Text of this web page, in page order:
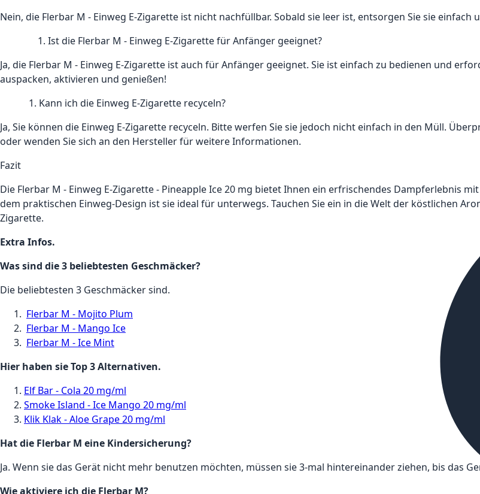
Nein, die Flerbar M - Einweg E-Zigarette ist nicht nachfüllbar. Sobald sie leer ist, entsorgen Sie sie
Ist die Flerbar M - Einweg E-Zigarette für Anfänger geeignet?
Ja, die Flerbar M - Einweg E-Zigarette ist auch für Anfänger geeignet. Sie ist einfach zu bedienen und
auspacken, aktivieren und genießen!
1. Kann ich die Einweg E-Zigarette recyceln?
Ja, Sie können die Einweg E-Zigarette recyceln. Bitte werfen Sie sie jedoch nicht einfach in den Müll.
oder wenden Sie sich an den Hersteller für weitere Informationen.
Fazit
Die Flerbar M - Einweg E-Zigarette - Pineapple Ice 20 mg bietet Ihnen ein erfrischendes Dampferlebnis
dem praktischen Einweg-Design ist sie ideal für unterwegs. Tauchen Sie ein in die Welt der köstlichen
Zigarette.
Extra Infos.
Was sind die 3 beliebtesten Geschmäcker?
Die beliebtesten 3 Geschmäcker sind.
Flerbar M - Mojito Plum
Flerbar M - Mango Ice
Flerbar M - Ice Mint
Hier haben sie Top 3 Alternativen.
Elf Bar - Cola 20 mg/ml
Smoke Island - Ice Mango 20 mg/ml
Klik Klak - Aloe Grape 20 mg/ml
Hat die Flerbar M eine Kindersicherung?
Ja. Wenn sie das Gerät nicht mehr benutzen möchten, müssen sie 3-mal hintereinander ziehen, bis das
Wie aktiviere ich die Flerbar M?